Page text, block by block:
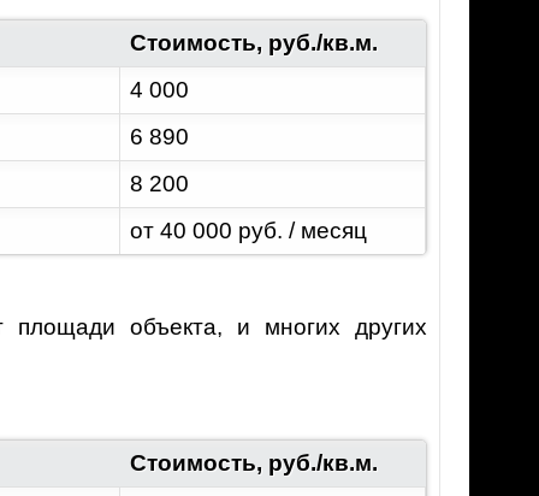
Стоимость, руб./кв.м.
4 000
6 890
8 200
от 40 000 руб. / месяц
площади объекта, и многих других
Стоимость, руб./кв.м.